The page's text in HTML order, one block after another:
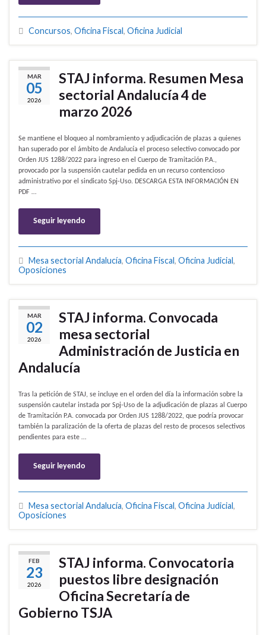
Concursos, Oficina Fiscal, Oficina Judicial
MAR
05
2026
STAJ informa. Resumen Mesa
sectorial Andalucía 4 de
marzo 2026
Se mantiene el bloqueo al nombramiento y adjudicación de plazas a quienes
han superado por el ámbito de Andalucía el proceso selectivo convocado por
Orden JUS 1288/2022 para ingreso en el Cuerpo de Tramitación P.A.,
provocado por la suspensión cautelar pedida en un recurso contencioso
administrativo por el sindicato Spj-Uso. DESCARGA ESTA INFORMACIÓN EN
PDF …
Seguir leyendo
Mesa sectorial Andalucía, Oficina Fiscal, Oficina Judicial,
Oposiciones
MAR
02
2026
STAJ informa. Convocada
mesa sectorial
Administración de Justicia en
Andalucía
Tras la petición de STAJ, se incluye en el orden del día la información sobre la
suspensión cautelar instada por Spj-Uso de la adjudicación de plazas al Cuerpo
de Tramitación P.A. convocada por Orden JUS 1288/2022, que podría provocar
también la paralización de la oferta de plazas del resto de procesos selectivos
pendientes para este …
Seguir leyendo
Mesa sectorial Andalucía, Oficina Fiscal, Oficina Judicial,
Oposiciones
FEB
23
2026
STAJ informa. Convocatoria
puestos libre designación
Oficina Secretaría de
Gobierno TSJA